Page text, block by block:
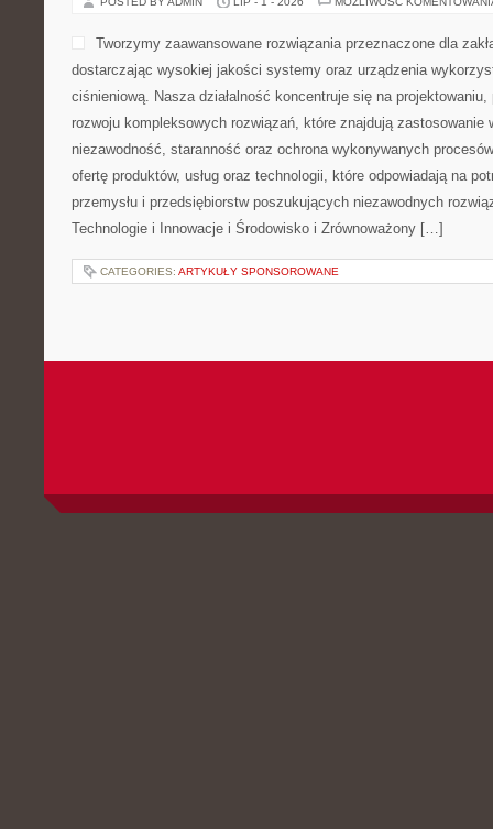
Tworzymy zaawansowane rozwiązania przeznaczone dla
dostarczając wysokiej jakości systemy oraz urządzenia
ciśnieniową. Nasza działalność koncentruje się na
rozwoju kompleksowych rozwiązań, które znajdują
niezawodność, staranność oraz ochrona wykonywanych
ofertę produktów, usług oraz technologii, które odpowiadają na
przemysłu i przedsiębiorstw poszukujących niezawodnych
Technologie i Innowacje i Środowisko i Zrównoważony […]
CATEGORIES: ARTYKUŁY SPONSOROWANE